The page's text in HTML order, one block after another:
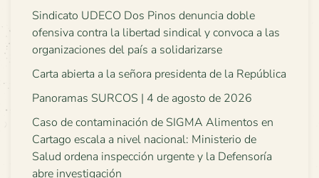
Sindicato UDECO Dos Pinos denuncia doble
ofensiva contra la libertad sindical y convoca a las
organizaciones del país a solidarizarse
Carta abierta a la señora presidenta de la República
Panoramas SURCOS | 4 de agosto de 2026
Caso de contaminación de SIGMA Alimentos en
Cartago escala a nivel nacional: Ministerio de
Salud ordena inspección urgente y la Defensoría
abre investigación